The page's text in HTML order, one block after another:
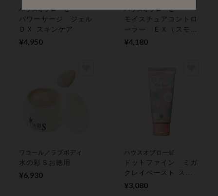
ハウスオブローゼ
パワーサージ ジェル
ＤＸ スキンケア
¥4,950
ハウスオブローゼ
モイスチュアコントロ
ーラー ＥＸ（スモー
ルサイズ） スキンケ
¥4,180
ワコール／ラブボディ
水の彩Ｓお徳用
¥6,930
ハウスオブローゼ
ドットファイン ミガ
クレイペースト スキ
ンケア
¥3,080